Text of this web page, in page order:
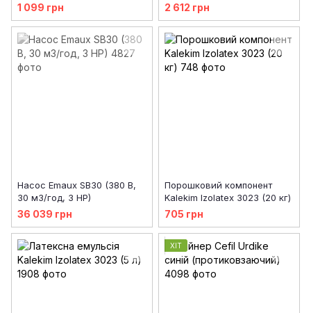
1 099 грн 2 612 грн
Насос Emaux SB30 (380 В,
30 м3/год, 3 HP)
36 039 грн
Порошковий компонент
Kalekim Izolatex 3023 (20 кг)
705 грн
ХІТ